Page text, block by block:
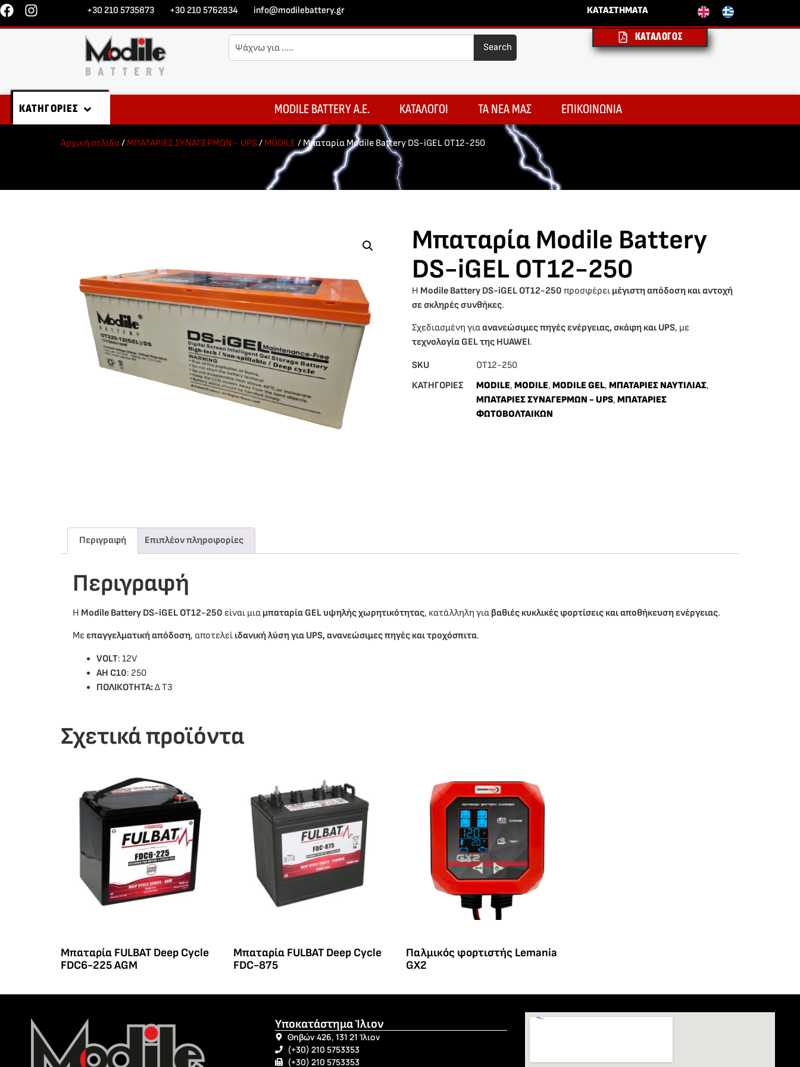
+30 210 5735873 +30 210 5762834 info@modilebattery.gr ΚΑΤΑΣΤΗΜΑΤΑ
Search
ΚΑΤΑΛΟΓΟΣ
ΚΑΤΗΓΟΡΙΕΣ MODILE BATTERY A.E. ΚΑΤΑΛΟΓΟΙ ΤΑ ΝΕΑ ΜΑΣ ΕΠΙΚΟΙΝΩΝΙΑ
Αρχική σελίδα/ ΜΠΑΤΑΡΙΕΣ ΣΥΝΑΓΕΡΜΩΝ - UPS/ MODILE / Μπαταρία Modile Battery DS-iGEL OT12-250
Μπαταρία Modile Battery
DS-iGEL OT12-250
Η Modile Battery DS-iGEL OT12-250 προσφέρει μέγιστη απόδοση και αντοχή
σε σκληρές συνθήκες.
Σχεδιασμένη γιαανανεώσιμες πηγές ενέργειας, σκάφη και UPS, με
τεχνολογία GEL της HUAWEI.
SKU
ΟΤ12-250
ΚΑΤΗΓΟΡΙΕΣ
MODILE, MODILE, MODILE GEL, ΜΠΑΤΑΡΙΕΣ ΝΑΥΤΙΛΙΑΣ,
ΜΠΑΤΑΡΙΕΣ ΣΥΝΑΓΕΡΜΩΝ - UPS, ΜΠΑΤΑΡΙΕΣ
ΦΩΤΟΒΟΛΤΑΙΚΩΝ
Περιγραφή Επιπλέον πληροφορίες
Περιγραφή
Η Modile Battery DS-iGEL OT12-250 είναι μια μπαταρία GEL υψηλής χωρητικότητας, κατάλληλη για βαθιές κυκλικές φορτίσεις και αποθήκευση ενέργειας.
Με επαγγελματική απόδοση, αποτελεί ιδανική λύση για UPS, ανανεώσιμες πηγές και τροχόσπιτα.
VOLT: 12V
ΑΗ C10: 250
ΠΟΛΙΚΟΤΗΤΑ:Δ Τ3
Σχετικά προϊόντα
Μπαταρία FULBAT Deep Cycle
FDC6-225 AGM
Μπαταρία FULBAT Deep Cycle
FDC-875
Παλμικός φορτιστής Lemania
GX2
Υποκατάστημα Ίλιον
Θηβών 426, 131 21 Ίλιον
(+30) 210 5753353
(+30) 210 5753353